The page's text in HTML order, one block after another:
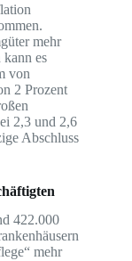
mehr
kann es
von
2 Prozent
2,3 und 2,6
Abschluss
422.000
mehr